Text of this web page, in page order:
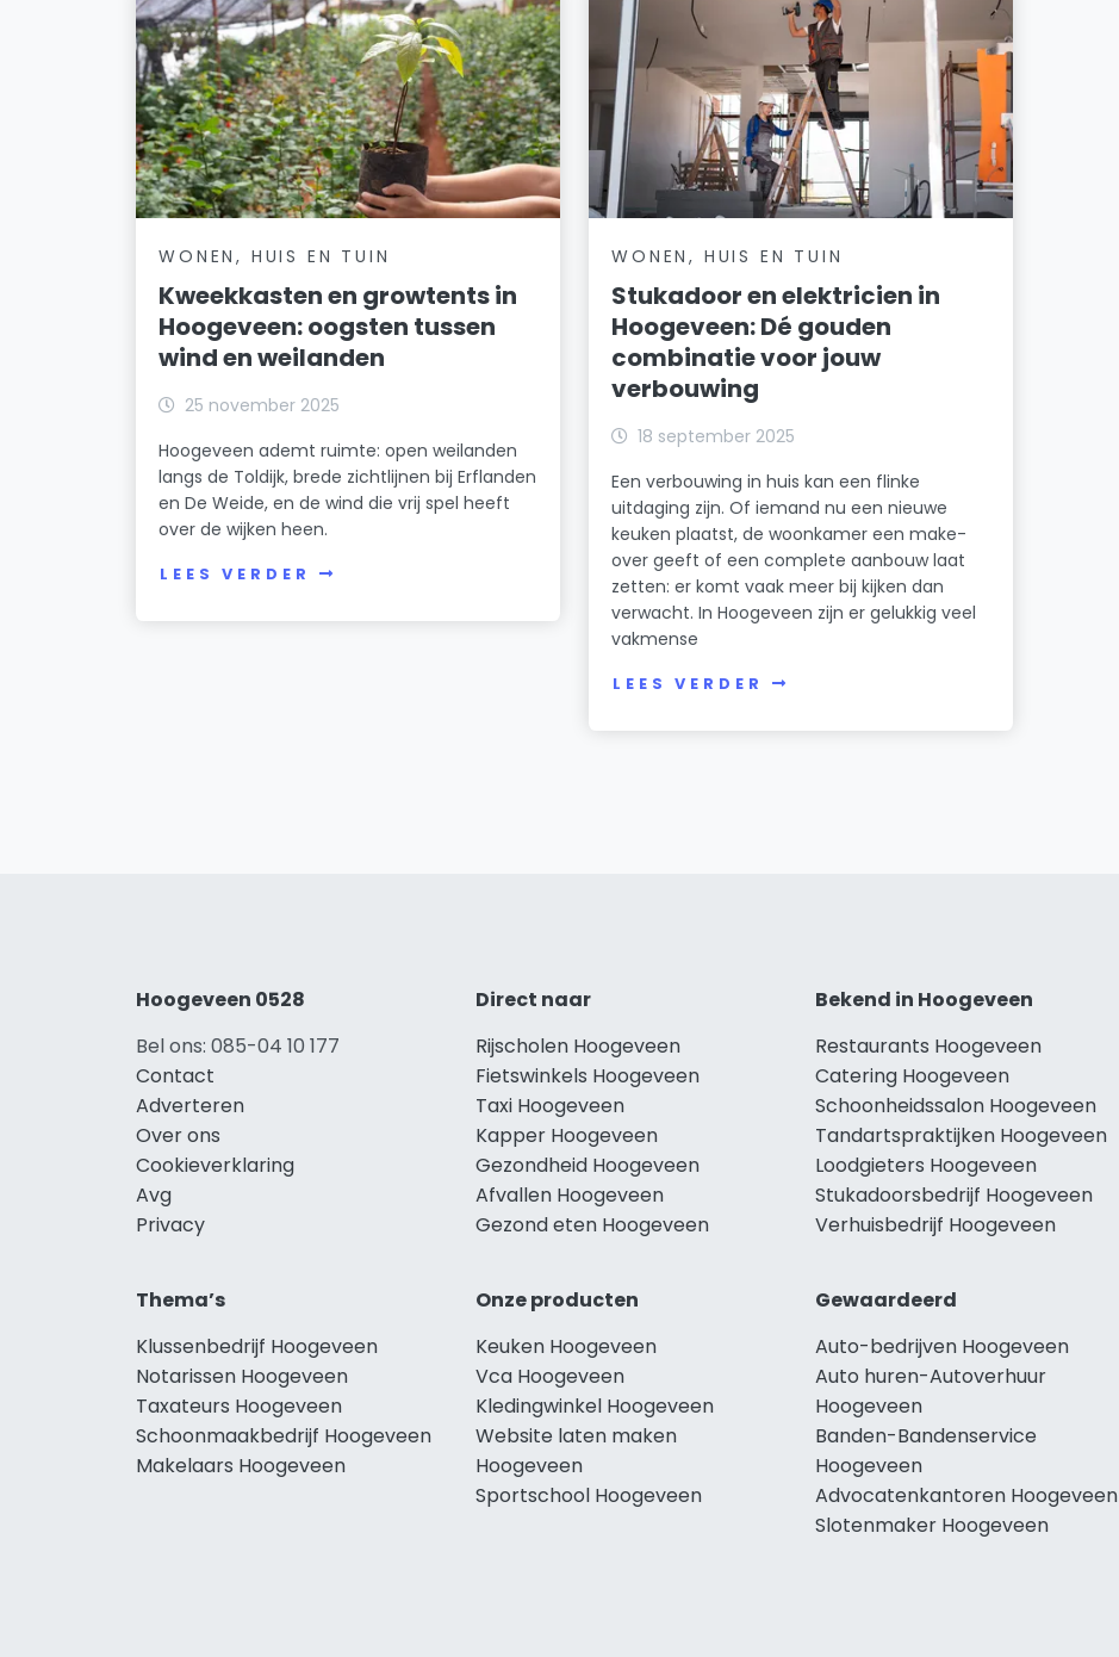
WONEN, HUIS EN TUIN
Kweekkasten en growtents in
Hoogeveen: oogsten tussen
wind en weilanden
25 november 2025
Hoogeveen ademt ruimte: open weilanden
langs de Toldijk, brede zichtlijnen bij Erflanden
en De Weide, en de wind die vrij spel heeft
over de wijken heen.
LEES VERDER
WONEN, HUIS EN TUIN
Stukadoor en elektricien in
Hoogeveen: Dé gouden
combinatie voor jouw
verbouwing
18 september 2025
Een verbouwing in huis kan een flinke
uitdaging zijn. Of iemand nu een nieuwe
keuken plaatst, de woonkamer een make-
over geeft of een complete aanbouw laat
zetten: er komt vaak meer bij kijken dan
verwacht. In Hoogeveen zijn er gelukkig veel
vakmense
LEES VERDER
Hoogeveen 0528
Bel ons: 085-04 10 177
Contact
Adverteren
Over ons
Cookieverklaring
Avg
Privacy
Direct naar
Rijscholen Hoogeveen
Fietswinkels Hoogeveen
Taxi Hoogeveen
Kapper Hoogeveen
Gezondheid Hoogeveen
Afvallen Hoogeveen
Gezond eten Hoogeveen
Bekend in Hoogeveen
Restaurants Hoogeveen
Catering Hoogeveen
Schoonheidssalon Hoogeveen
Tandartspraktijken Hoogeveen
Loodgieters Hoogeveen
Stukadoorsbedrijf Hoogeveen
Verhuisbedrijf Hoogeveen
Thema’s
Klussenbedrijf Hoogeveen
Notarissen Hoogeveen
Taxateurs Hoogeveen
Schoonmaakbedrijf Hoogeveen
Makelaars Hoogeveen
Onze producten
Keuken Hoogeveen
Vca Hoogeveen
Kledingwinkel Hoogeveen
Website laten maken
Hoogeveen
Sportschool Hoogeveen
Gewaardeerd
Auto-bedrijven Hoogeveen
Auto huren-Autoverhuur
Hoogeveen
Banden-Bandenservice
Hoogeveen
Advocatenkantoren Hoogeveen
Slotenmaker Hoogeveen